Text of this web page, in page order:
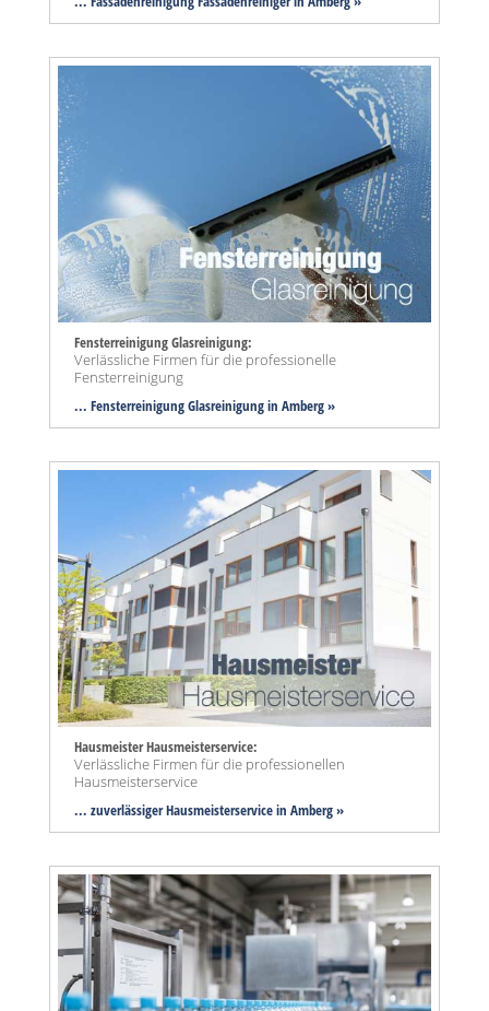
Fensterreinigung Glasreinigung:
Verlässliche Firmen für die professionelle
Fensterreinigung
... Fensterreinigung Glasreinigung in Amberg »
Hausmeister Hausmeisterservice:
Verlässliche Firmen für die professionellen
Hausmeisterservice
... zuverlässiger Hausmeisterservice in Amberg »